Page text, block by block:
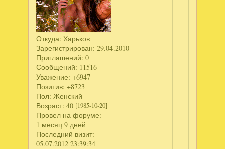
Откуда: Харьков
Зарегистрирован: 29.04.2010
Приглашений: 0
Сообщений: 11516
Уважение: +6947
Позитив: +8723
Пол: Женский
Возраст: 40 [1985-10-20]
Провел на форуме:
1 месяц 9 дней
Последний визит:
05.07.2012 23:39:34